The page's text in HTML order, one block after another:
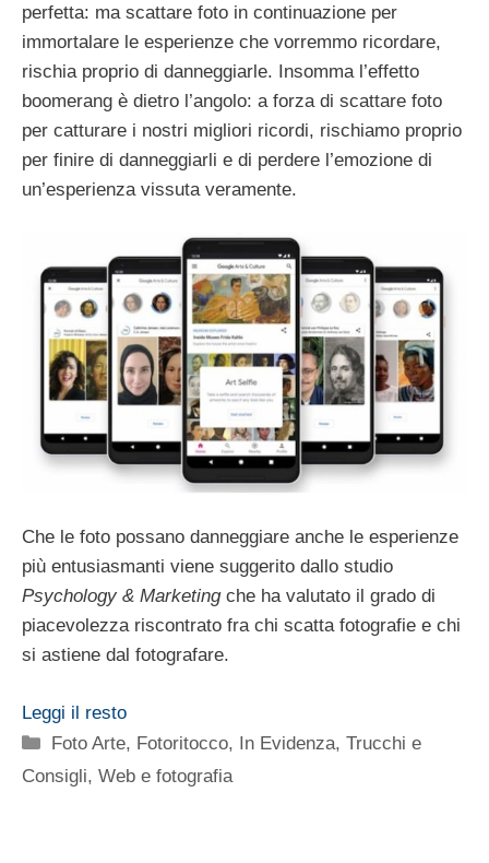
perfetta: ma scattare foto in continuazione per
immortalare le esperienze che vorremmo ricordare,
rischia proprio di danneggiarle. Insomma l’effetto
boomerang è dietro l’angolo: a forza di scattare foto
per catturare i nostri migliori ricordi, rischiamo proprio
per finire di danneggiarli e di perdere l’emozione di
un’esperienza vissuta veramente.
Che le foto possano danneggiare anche le esperienze
più entusiasmanti viene suggerito dallo studio
Psychology & Marketingche ha valutato il grado di
piacevolezza riscontrato fra chi scatta fotografie e chi
si astiene dal fotografare.
Leggi il resto
Categorie
Foto Arte, Fotoritocco, In Evidenza,Trucchi e
Consigli, Web e fotografia